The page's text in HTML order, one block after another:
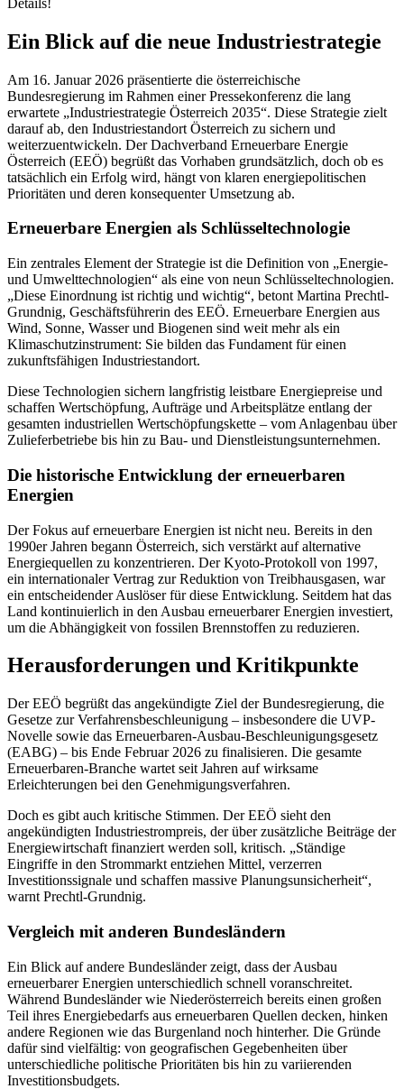
Ein Blick auf die neue Industriestrategie
Am 16. Januar 2026 präsentierte die österreichische
Bundesregierung im Rahmen einer Pressekonferenz die lang
erwartete „Industriestrategie Österreich 2035“. Diese Strategie zielt
darauf ab, den Industriestandort Österreich zu sichern und
weiterzuentwickeln. Der Dachverband Erneuerbare Energie
Österreich (EEÖ) begrüßt das Vorhaben grundsätzlich, doch ob es
tatsächlich ein Erfolg wird, hängt von klaren energiepolitischen
Prioritäten und deren konsequenter Umsetzung ab.
Erneuerbare Energien als Schlüsseltechnologie
Ein zentrales Element der Strategie ist die Definition von „Energie-
und Umwelttechnologien“ als eine von neun Schlüsseltechnologien.
„Diese Einordnung ist richtig und wichtig“, betont Martina Prechtl-
Grundnig, Geschäftsführerin des EEÖ. Erneuerbare Energien aus
Wind, Sonne, Wasser und Biogenen sind weit mehr als ein
Klimaschutzinstrument: Sie bilden das Fundament für einen
zukunftsfähigen Industriestandort.
Diese Technologien sichern langfristig leistbare Energiepreise und
schaffen Wertschöpfung, Aufträge und Arbeitsplätze entlang der
gesamten industriellen Wertschöpfungskette – vom Anlagenbau über
Zulieferbetriebe bis hin zu Bau- und Dienstleistungsunternehmen.
Die historische Entwicklung der erneuerbaren
Energien
Der Fokus auf erneuerbare Energien ist nicht neu. Bereits in den
1990er Jahren begann Österreich, sich verstärkt auf alternative
Energiequellen zu konzentrieren. Der Kyoto-Protokoll von 1997,
ein internationaler Vertrag zur Reduktion von Treibhausgasen, war
ein entscheidender Auslöser für diese Entwicklung. Seitdem hat das
Land kontinuierlich in den Ausbau erneuerbarer Energien investiert,
um die Abhängigkeit von fossilen Brennstoffen zu reduzieren.
Herausforderungen und Kritikpunkte
Der EEÖ begrüßt das angekündigte Ziel der Bundesregierung, die
Gesetze zur Verfahrensbeschleunigung – insbesondere die UVP-
Novelle sowie das Erneuerbaren-Ausbau-Beschleunigungsgesetz
(EABG) – bis Ende Februar 2026 zu finalisieren. Die gesamte
Erneuerbaren-Branche wartet seit Jahren auf wirksame
Erleichterungen bei den Genehmigungsverfahren.
Doch es gibt auch kritische Stimmen. Der EEÖ sieht den
angekündigten Industriestrompreis, der über zusätzliche Beiträge der
Energiewirtschaft finanziert werden soll, kritisch. „Ständige
Eingriffe in den Strommarkt entziehen Mittel, verzerren
Investitionssignale und schaffen massive Planungsunsicherheit“,
warnt Prechtl-Grundnig.
Vergleich mit anderen Bundesländern
Ein Blick auf andere Bundesländer zeigt, dass der Ausbau
erneuerbarer Energien unterschiedlich schnell voranschreitet.
Während Bundesländer wie Niederösterreich bereits einen großen
Teil ihres Energiebedarfs aus erneuerbaren Quellen decken, hinken
andere Regionen wie das Burgenland noch hinterher. Die Gründe
dafür sind vielfältig: von geografischen Gegebenheiten über
unterschiedliche politische Prioritäten bis hin zu variierenden
Investitionsbudgets.